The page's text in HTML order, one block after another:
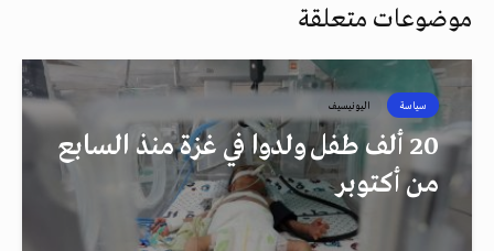
موضوعات متعلقة
سياسة اليونيسيف
20 ألف طفل ولدوا في غزة منذ السابع
من أكتوبر